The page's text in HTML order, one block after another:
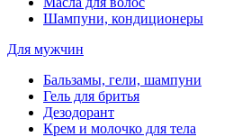
Шампуни, кондиционеры
Для мужчин
Бальзамы, гели, шампуни
Гель для бритья
Дезодорант
Крем и молочко для тела